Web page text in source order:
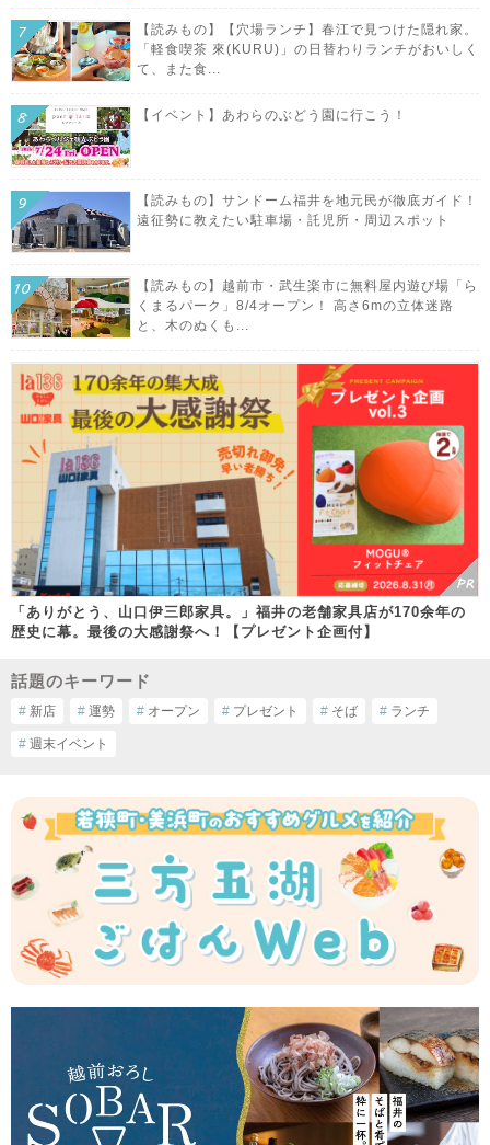
【読みもの】【穴場ランチ】春江で見つけた隠れ家。
「軽食喫茶 來(KURU)」の日替わりランチがおいしく
て、また食...
【イベント】あわらのぶどう園に行こう！
【読みもの】サンドーム福井を地元民が徹底ガイド！
遠征勢に教えたい駐車場・託児所・周辺スポット
【読みもの】越前市・武生楽市に無料屋内遊び場「ら
くまるパーク」8/4オープン！ 高さ6mの立体迷路
と、木のぬくも...
「ありがとう、山口伊三郎家具。」福井の老舗家具店が170余年の
歴史に幕。最後の大感謝祭へ！【プレゼント企画付】
話題のキーワード
# 新店 # 運勢 # オープン # プレゼント # そば # ランチ
# 週末イベント